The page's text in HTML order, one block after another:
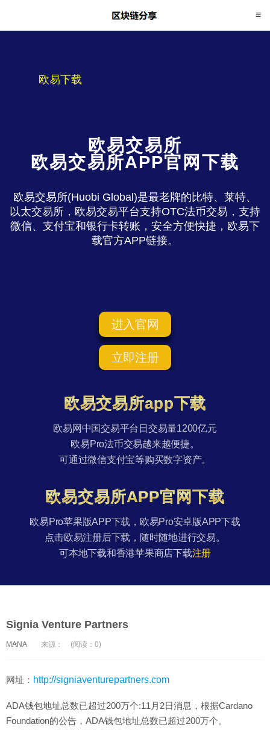
欧易下载
欧易交易所
欧易交易所APP官网下载
欧易交易所(Huobi Global)是最老牌的比特、莱特、
以太交易所，欧易交易平台支持OTC法币交易，支持
微信、支付宝和银行卡转账，安全方便快捷，欧易下
载官方APP链接。
进入官网
立即注册
欧易交易所app下载
欧易网中国交易平台日交易量1200亿元
欧易Pro法币交易越来越便捷。
可通过微信支付宝等购买数字资产。
欧易交易所APP官网下载
欧易Pro苹果版APP下载，欧易Pro安卓版APP下载
点击欧易注册后下载，随时随地进行交易。
可本地下载和香港苹果商店下载注册
Signia Venture Partners
MANA 来源： (阅读：0)
网址： http://signiaventurepartners.com
ADA钱包地址总数已超过200万个:11月2日消息，根据Cardano
Foundation的公告，ADA钱包地址总数已超过200万个。